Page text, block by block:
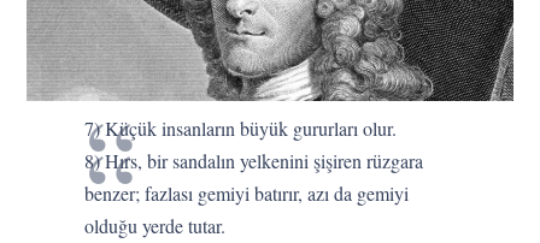
7) Küçük insanların büyük gururları olur.
8) Hırs, bir sandalın yelkenini şişiren rüzgara
benzer; fazlası gemiyi batırır, azı da gemiyi
olduğu yerde tutar.